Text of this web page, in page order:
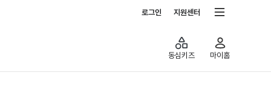
로그인 지원센터
동심키즈 마이홈